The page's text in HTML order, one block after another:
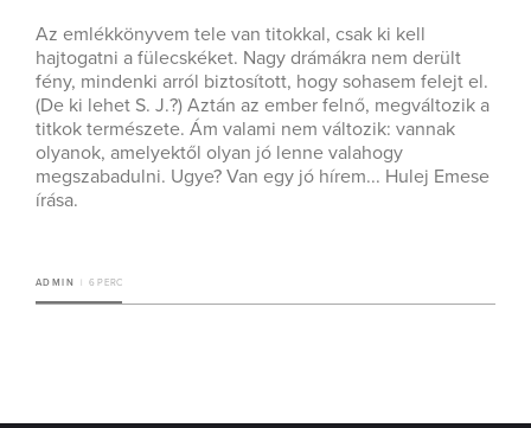
Az emlékkönyvem tele van titokkal, csak ki kell
hajtogatni a fülecskéket. Nagy drámákra nem derült
fény, mindenki arról biztosított, hogy sohasem felejt el.
(De ki lehet S. J.?) Aztán az ember felnő, megváltozik a
titkok természete. Ám valami nem változik: vannak
olyanok, amelyektől olyan jó lenne valahogy
megszabadulni. Ugye? Van egy jó hírem... Hulej Emese
írása.
ADMIN 6 PERC